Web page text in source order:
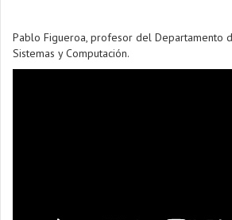
Pablo Figueroa, profesor del Departamento
Sistemas y Computación.